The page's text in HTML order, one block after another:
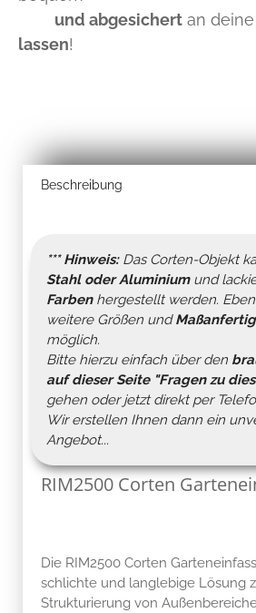
und abgesichert an
lassen!
Beschreibung
*** Hinweis:Das Corten-Objekt
Stahl oder Aluminiumund
Farbenhergestellt werden.
weitere Größen und
möglich.
Bitte hierzu einfach über den
auf dieser Seite "Fragen zu
gehen oder jetzt direkt per
Wir erstellen Ihnen dann ein
Angebot...
RIM2500 Corten
Die RIM2500 Corten
schlichte und langlebige Lösung
Strukturierung von